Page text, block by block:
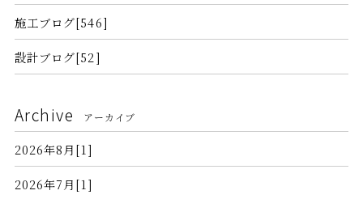
施工ブログ[546]
設計ブログ[52]
Archive アーカイブ
2026年8月[1]
2026年7月[1]